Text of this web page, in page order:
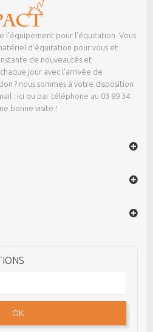
l’équipement pour l’équitation. Vous
d’équitation pour vous et
de nouveautés et
jour avec l’arrivée de
? nous sommes à votre disposition
: ici ou par téléphone au 03 89 34
bonne visite !
OK